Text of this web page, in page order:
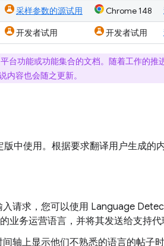
采样参数的源试用 Chrome 148
开发者试用 开发者试用
台功能或功能集合的文档。随着工作的
内容也会随之更新。
中使用。根据要求翻译用户生成的
请求，您可以使用 Language
业务运营语言，并将其发送给支持代
轴上显示他们不熟悉的语言的帖子